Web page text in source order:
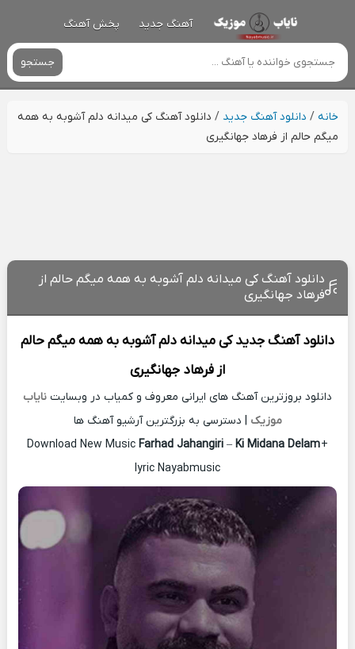
آهنگ جدید پخش آهنگ
جستجو
خانه/ دانلود آهنگ جدید / دانلود آهنگ کی میدانه دلم آشوبه به همه
میگم حالم از فرهاد جهانگیری
دانلود آهنگ کی میدانه دلم آشوبه به همه میگم حالم از
فرهاد جهانگیری
دانلود آهنگ جدیدکی میدانه دلم آشوبه به همه میگم حالم
ازفرهاد جهانگیری
دانلود بروزترین آهنگ های ایرانی معروف و کمیاب در وبسایت نایاب
موزیک | دسترسی به بزرگترین آرشیو آهنگ ها
Download New Music Farhad Jahangiri – Ki Midana Delam+
lyric Nayabmusic